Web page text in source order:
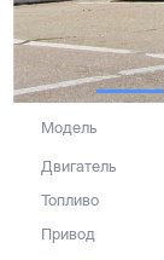
Модель
Двигатель
Топливо
Привод